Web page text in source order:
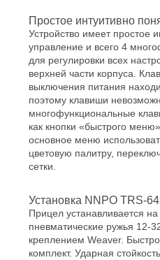
Простое интуитивно
Устройство имеет простое
управление и всего 4
для регулировки всех
верхней части корпуса.
выключения питания
поэтому клавиши
многофункциональные
как кнопки «быстрого
основное меню
цветовую палитру,
сетки.
Установка NNPO TRS-
Прицел устанавливается
пневматические ружья 12-
креплением Weaver.
комплект. Ударная